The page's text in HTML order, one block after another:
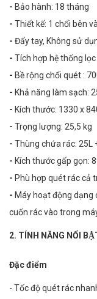
- Bảo hành: 18 tháng
- Thiết kế: 1 chổi bên
- Đẩy tay, Không sử
- Tích hợp hệ thống
- Bề rộng chổi quét :
- Khả năng làm sạch:
- Kích thước: 1330 x
- Trọng lượng: 25,5 kg
- Thùng chứa rác: 25L +
- Kích thước gấp gọn:
- Phù hợp quét rác cả
- Máy hoạt động dạng
cuốn rác vào trong
2. TÍNH NĂNG NỔI
Đặc điểm
- Tốc độ quét rác